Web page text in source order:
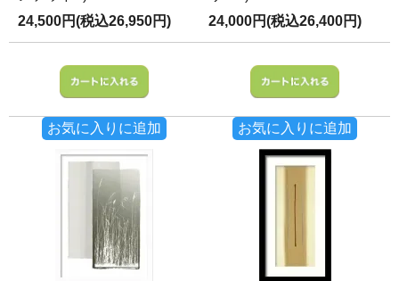
24,500円(税込26,950円)
お気に入りに追加
24,000円(税込26,400円)
お気に入りに追加